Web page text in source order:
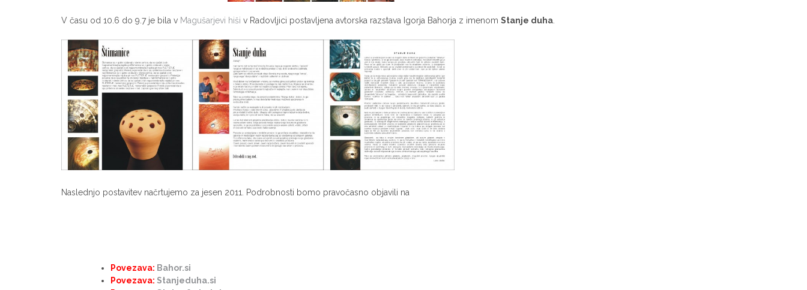
V času od 10.6 do 9.7 je bila v Magušarjevi hiši v Radovljici postavljena avtorska razstava Igorja Bahorja z imenom Stanje duha
Naslednjo postavitev načrtujemo za jesen 2011. Podrobnosti bomo pravočasno objavili na
Povezava: Bahor.si
Povezava: Stanjeduha.si